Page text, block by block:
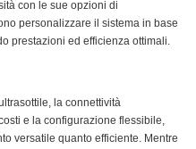
con le sue opzioni di
personalizzare il sistema in base
prestazioni ed efficienza ottimali.
la connettività
e la configurazione flessibile,
versatile quanto efficiente. Mentre